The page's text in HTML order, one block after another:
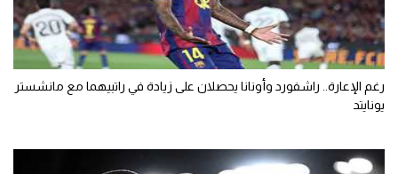
رغم الإعارة.. راشفورد وأونانا يحصلان على زيادة في راتبيهما مع مانشستر
يونايتد